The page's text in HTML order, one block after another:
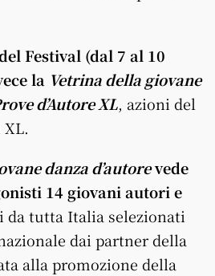
Festival (dal 7 al 10
la Vetrina della giovane
d’Autore XL, azioni del
danza d’autorevede
14 giovani autori e
da tutta Italia selezionati
dai partner della
alla promozione della